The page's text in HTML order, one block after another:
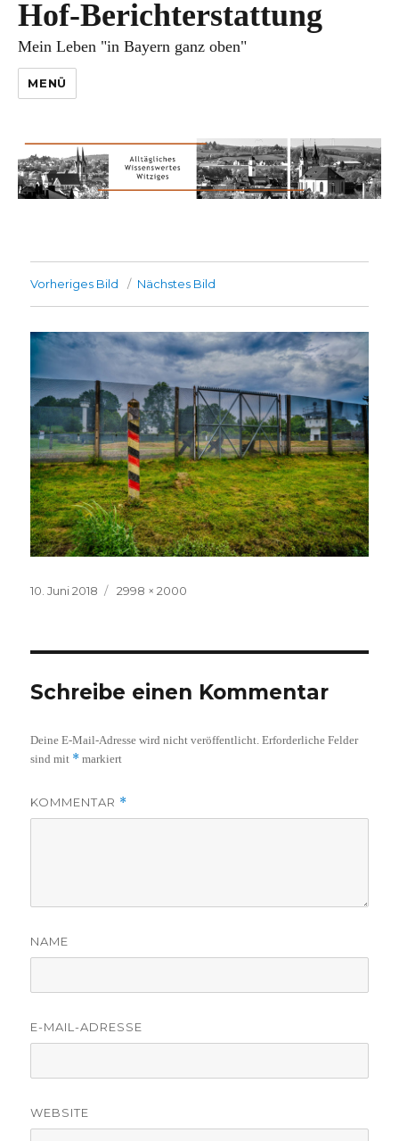
Hof-Berichterstattung
Mein Leben "in Bayern ganz oben"
MENÜ
Vorheriges Bild Nächstes Bild
Veröffentlicht
10. Juni 2018
Volle
2998 × 2000
Schreibe einen Kommentar
Deine E-Mail-Adresse wird nicht veröffentlicht. Erforderliche Felder
sind mit * markiert
KOMMENTAR *
NAME
E-MAIL-ADRESSE
WEBSITE